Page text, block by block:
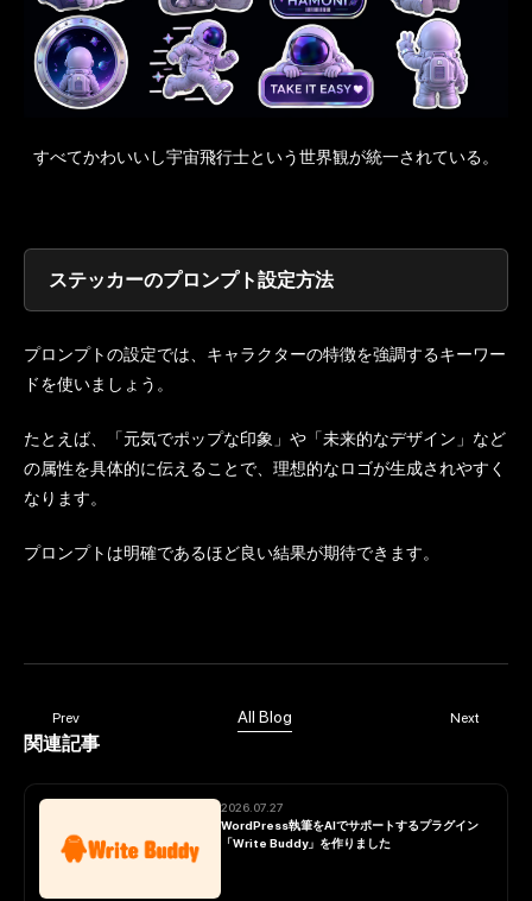
関連記事
2026.07.27
WordPress執筆をAIでサポートするプラグイン
「Write Buddy」を作りました
すべてかわいいし宇宙飛行士という世界観が統一されている。
ステッカーのプロンプト設定方法
プロンプトの設定では、キャラクターの特徴を強調するキーワー
ドを使いましょう。
たとえば、「元気でポップな印象」や「未来的なデザイン」など
の属性を具体的に伝えることで、理想的なロゴが生成されやすく
なります。
プロンプトは明確であるほど良い結果が期待できます。
Prev All Blog Next